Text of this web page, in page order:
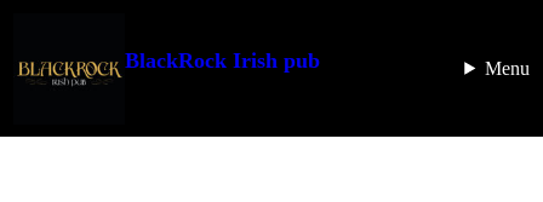
BlackRock Irish pub Menu